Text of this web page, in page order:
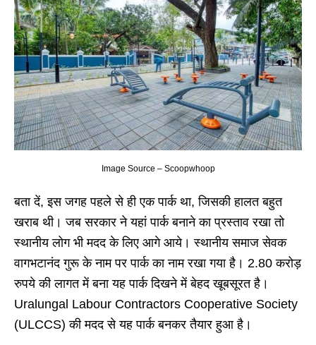
Image Source – Scoopwhoop
बता दें, इस जगह पहले से ही एक पार्क था, जिसकी हालत बहुत
खराब थी। जब सरकार ने यहां पार्क बनाने का प्रस्ताव रखा तो
स्थानीय लोग भी मदद के लिए आगे आये। स्थानीय समाज सेवक
वागभटानंद गुरू के नाम पर पार्क का नाम रखा गया है। 2.80 करोड़
रुपये की लागत में बना यह पार्क दिखने में बेहद खूबसूरत है।
Uralungal Labour Contractors Cooperative Society
(ULCCS) की मदद से यह पार्क बनकर तैयार हुआ है।